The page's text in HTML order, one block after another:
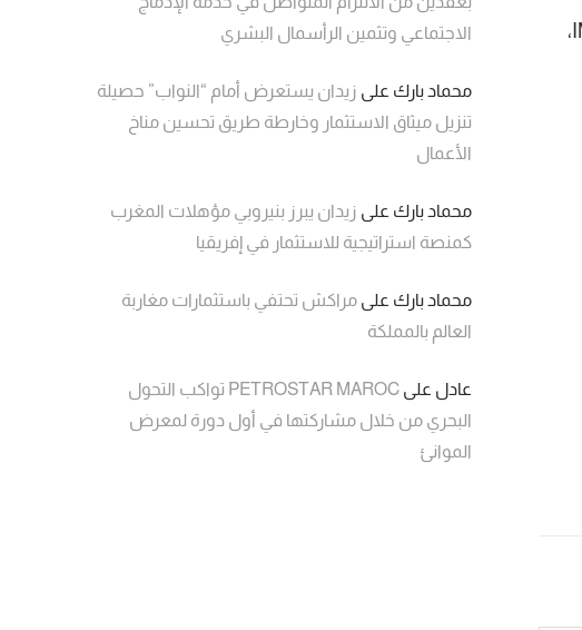
وخلص البلاغ إلى أنه من خلال هيكلة أنشطتها وفقا للمعايير الدولية المعتمدة محليا من قبل IMANOR،
الاجتماعي وتثمين الرأسمال البشري
محماد بارك على زيدان يستعرض أمام “النواب” حصيلة
تنزيل ميثاق الاستثمار وخارطة طريق تحسين مناخ
الأعمال
محماد بارك على زيدان يبرز بنيروبي مؤهلات المغرب
كمنصة استراتيجية للاستثمار في إفريقيا
محماد بارك على مراكش تحتفي باستثمارات مغاربة
العالم بالمملكة
عادل على
PETROSTAR MAROC تواكب التحول
البحري من خلال مشاركتها في أول دورة لمعرض
الموانئ